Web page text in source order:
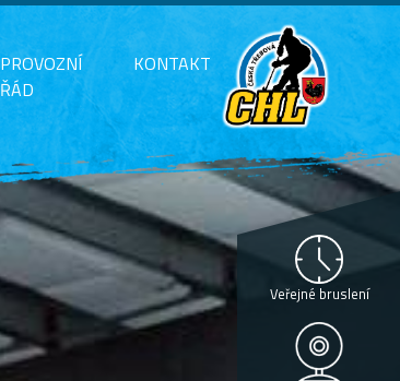
PROVOZNÍ
ŘÁD
KONTAKT
Veřejné bruslení